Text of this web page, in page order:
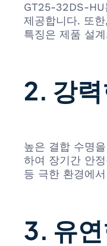
GT25-32DS-HU
제공합니다. 또
특징은 제품 설
2. 강
높은 결합 수명
하여 장기간 안
등 극한 환경에
3. 유